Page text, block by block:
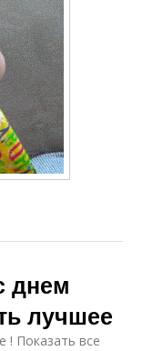
днем
лучшее
! Показать все